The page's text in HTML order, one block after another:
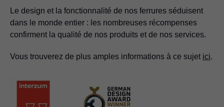
Le design et la fonctionnalité de nos ferrures séduisent
dans le monde entier : les nombreuses récompenses
confirment la qualité de nos produits et de nos services.
Vous trouverez de plus amples informations à ce sujet ici.